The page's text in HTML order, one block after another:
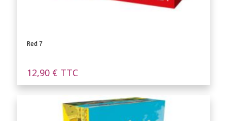
Red 7
12,90 € TTC